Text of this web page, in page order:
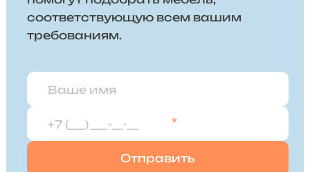
соответствующую всем вашим
требованиям.
*